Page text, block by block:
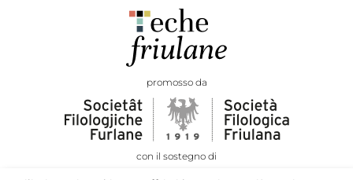
promosso da
con il sostegno di